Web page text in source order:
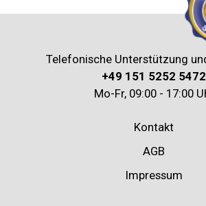
Telefonische Unterstützung
+49 151 5252 5472
Mo-Fr, 09:00 - 17:00
Kontakt
AGB
Impressum